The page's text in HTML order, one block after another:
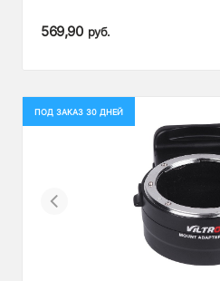
569,90 руб.
ПОД ЗАКАЗ 30 ДНЕЙ
Previous